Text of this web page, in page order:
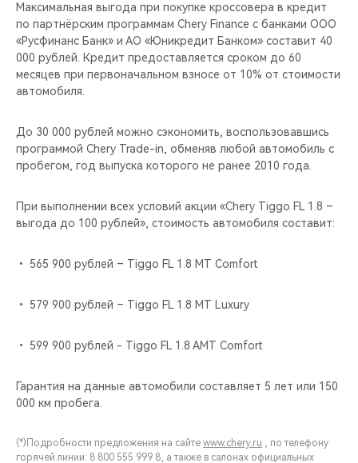
CHERY REMOTE
CHERY И СПОРТ
ВИДЕООБЗОРЫ
Максимальная выгода при покупке кроссовера в кредит
по партнёрским программам Chery Finance c банками ООО
«Русфинанс Банк» и АО «Юникредит Банком» составит 40
000 рублей. Кредит предоставляется сроком до 60
месяцев при первоначальном взносе от 10% от стоимости
автомобиля.
До 30 000 рублей можно сэкономить, воспользовавшись
программой Chery Trade-in, обменяв любой автомобиль с
пробегом, год выпуска которого не ранее 2010 года.
При выполнении всех условий акции «Chery Tiggo FL 1.8 –
выгода до 100 рублей», стоимость автомобиля составит:
• 565 900 рублей – Tiggo FL 1.8 MT Comfort
• 579 900 рублей – Tiggo FL 1.8 MT Luxury
• 599 900 рублей - Tiggo FL 1.8 AMT Comfort
Гарантия на данные автомобили составляет 5 лет или 150
000 км пробега.
(*)Подробности предложения на сайте www.chery.ru , по телефону
горячей линии: 8 800 555 999 8, а также в салонах официальных